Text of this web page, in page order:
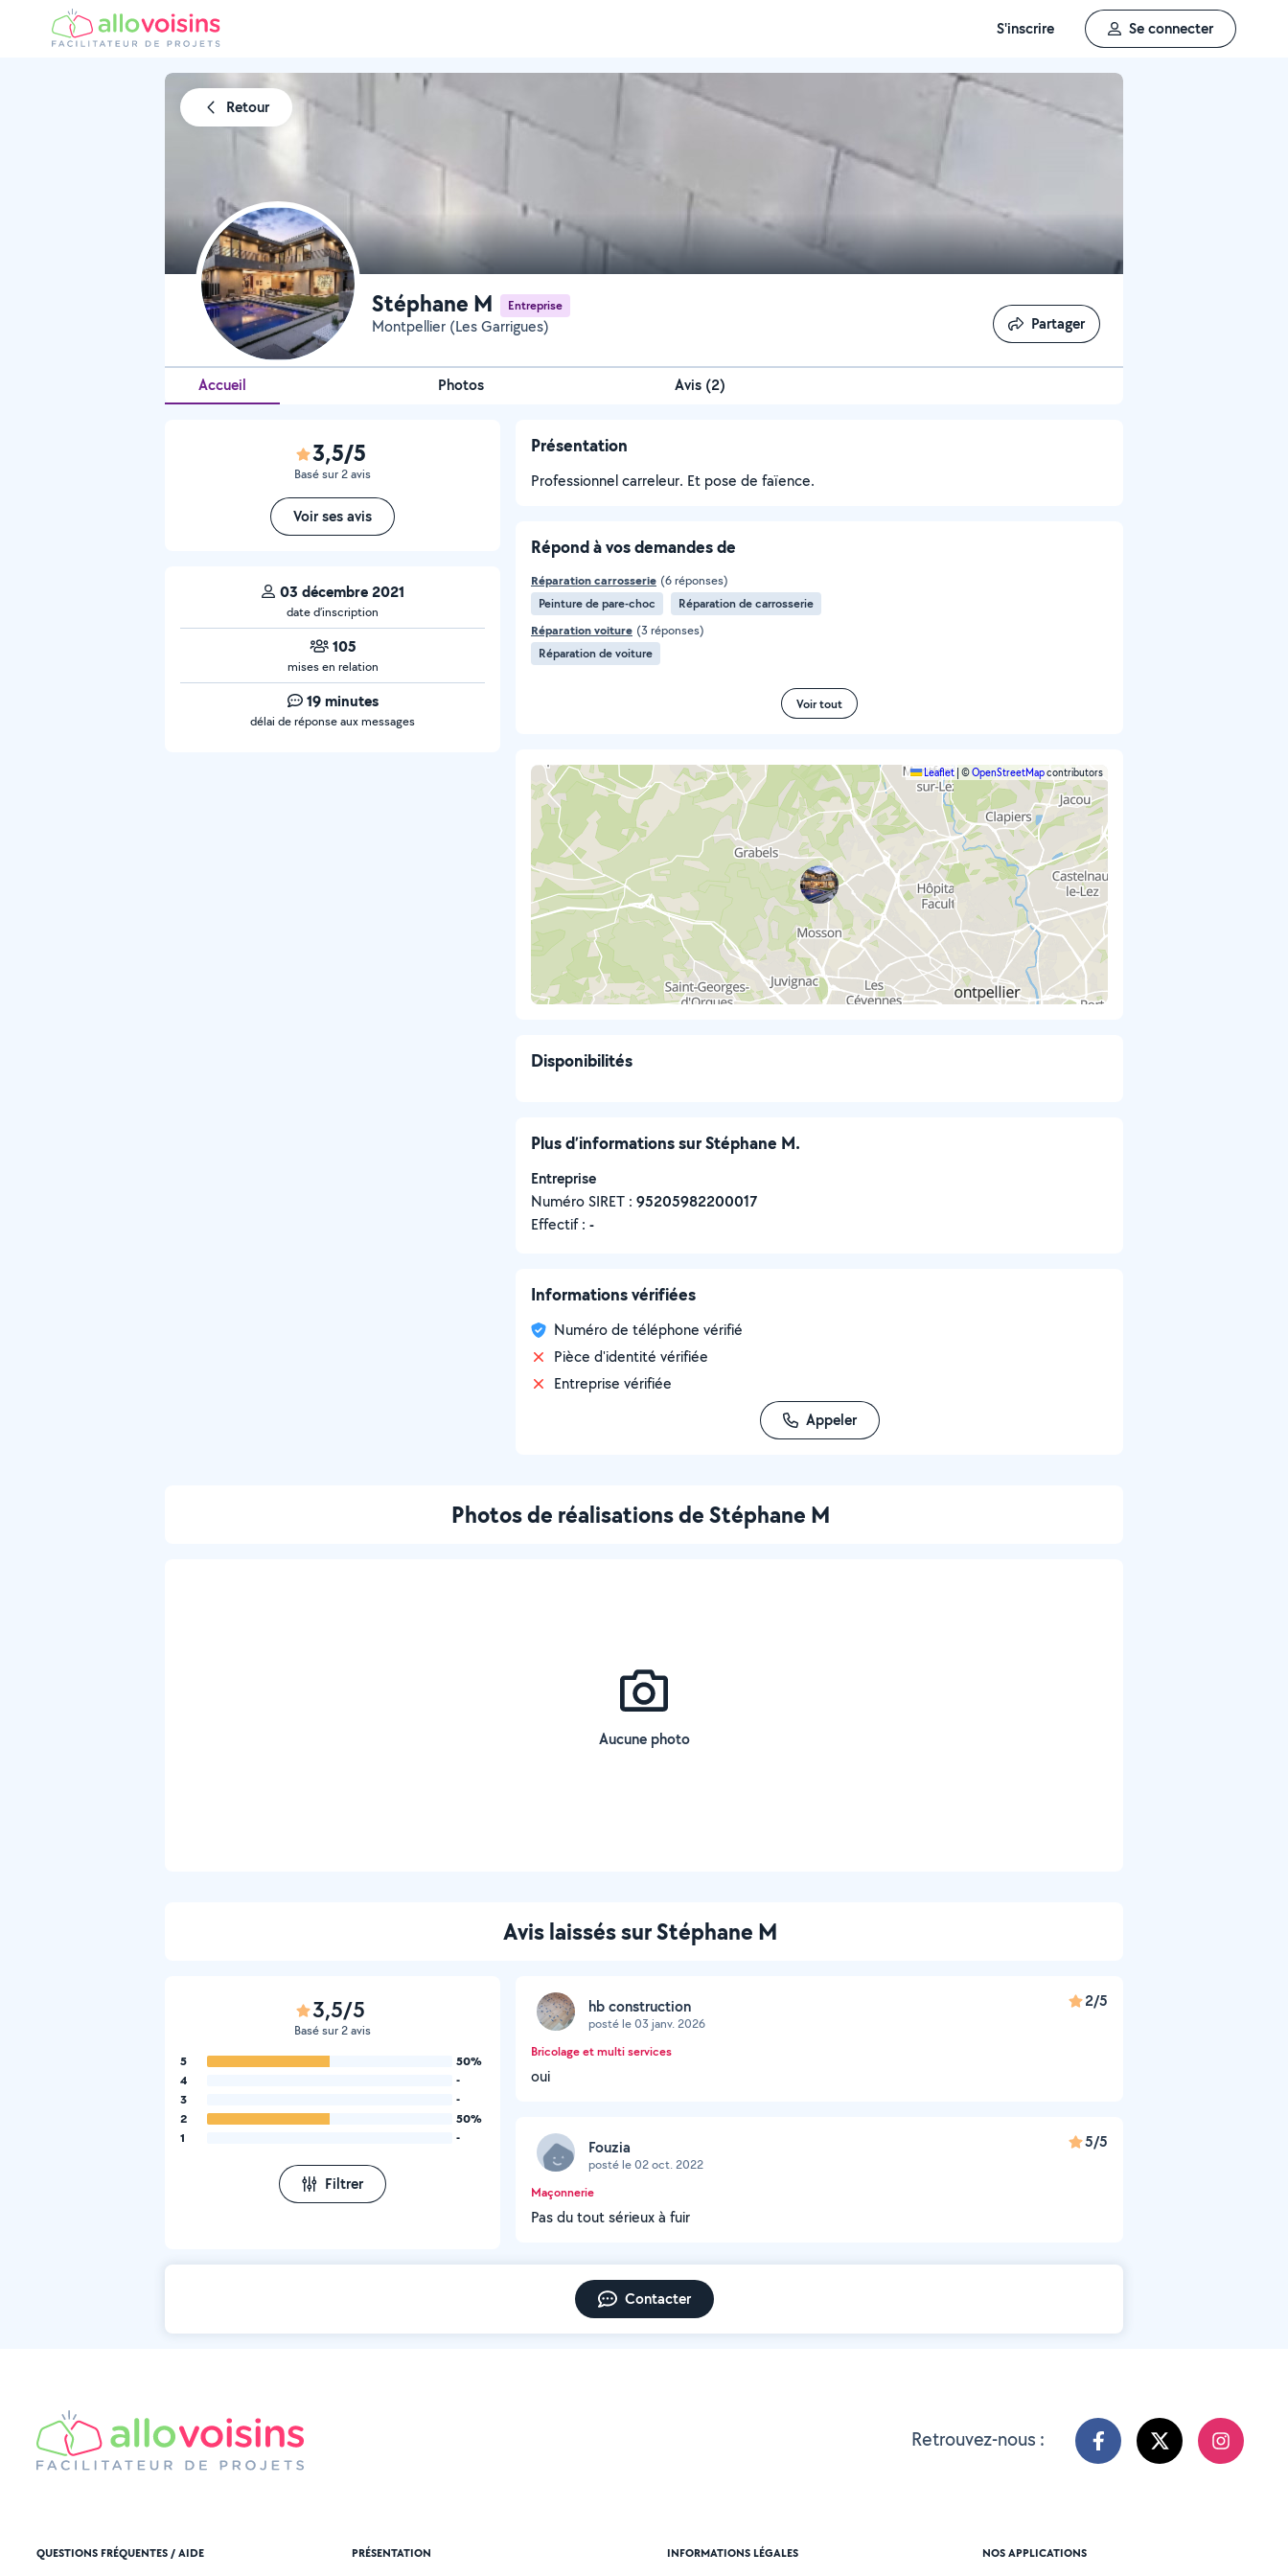
S'inscrire Se connecter
Retour
Stéphane M Entreprise
Montpellier (Les Garrigues) Partager
Partager
Accueil Photos Avis (2)
3,5/5
Basé sur 2 avis
Voir ses avis
03 décembre 2021
date d’inscription
105
mises en relation
19 minutes
délai de réponse aux messages
Présentation
Professionnel carreleur. Et pose de faïence.
Répond à vos demandes de
Réparation carrosserie (6 réponses)
Peinture de pare-choc
Réparation de carrosserie
Réparation voiture (3 réponses)
Réparation de voiture
Voir tout
Leaflet| ©OpenStreetMapcontributors
Disponibilités
Plus d’informations sur Stéphane M.
Entreprise
Numéro SIRET : ‍95205982200017
Effectif : -
Informations vérifiées
Numéro de téléphone vérifié
Pièce d'identité vérifiée
Entreprise vérifiée
Appeler
Photos de réalisations de Stéphane M
Aucune photo
Avis laissés sur Stéphane M
3,5/5
Basé sur 2 avis
5
50%
4
-
3
-
2
50%
1
-
Filtrer
hb construction
posté le 03 janv. 2026
2/5
Bricolage et multi services
oui
Fouzia
posté le 02 oct. 2022
5/5
Maçonnerie
Pas du tout sérieux à fuir
Contacter
Retrouvez-nous :
QUESTIONS FRÉQUENTES / AIDE PRÉSENTATION INFORMATIONS LÉGALES NOS APPLICATIONS